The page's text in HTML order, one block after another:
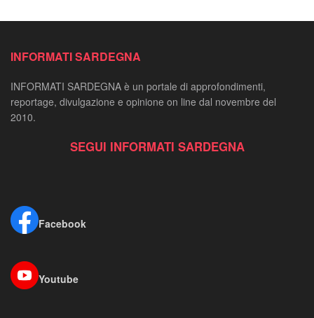
INFORMATI SARDEGNA
INFORMATI SARDEGNA è un portale di approfondimenti,
reportage, divulgazione e opinione on line dal novembre del
2010.
SEGUI INFORMATI SARDEGNA
Facebook
Youtube